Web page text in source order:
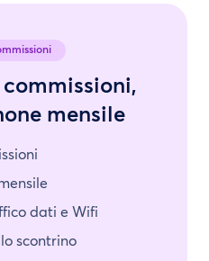
mensile
dati e Wifi
scontrino